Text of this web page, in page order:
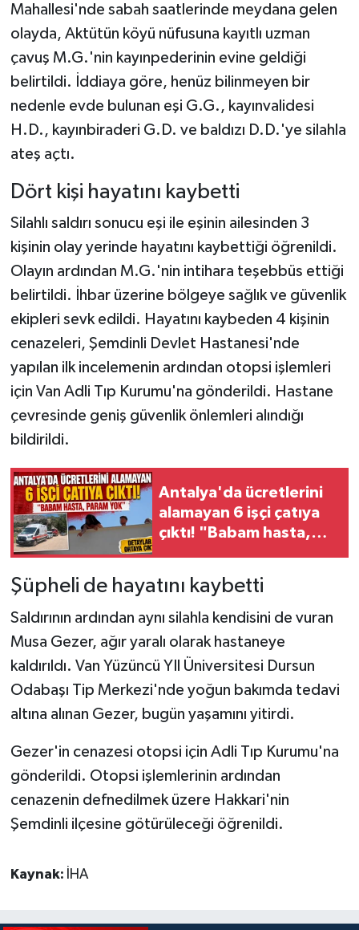
Mahallesi'nde sabah saatlerinde meydana gelen
olayda, Aktütün köyü nüfusuna kayıtlı uzman
çavuş M.G.'nin kayınpederinin evine geldiği
belirtildi. İddiaya göre, henüz bilinmeyen bir
nedenle evde bulunan eşi G.G., kayınvalidesi
H.D., kayınbiraderi G.D. ve baldızı D.D.'ye silahla
ateş açtı.
Dört kişi hayatını kaybetti
Silahlı saldırı sonucu eşi ile eşinin ailesinden 3
kişinin olay yerinde hayatını kaybettiği öğrenildi.
Olayın ardından M.G.'nin intihara teşebbüs ettiği
belirtildi. İhbar üzerine bölgeye sağlık ve güvenlik
ekipleri sevk edildi. Hayatını kaybeden 4 kişinin
cenazeleri, Şemdinli Devlet Hastanesi'nde
yapılan ilk incelemenin ardından otopsi işlemleri
için Van Adli Tıp Kurumu'na gönderildi. Hastane
çevresinde geniş güvenlik önlemleri alındığı
bildirildi.
Antalya'da ücretlerini
alamayan 6 işçi çatıya
çıktı! "Babam hasta,
Şüpheli de hayatını kaybetti
Saldırının ardından aynı silahla kendisini de vuran
Musa Gezer, ağır yaralı olarak hastaneye
kaldırıldı. Van Yüzüncü YIl Üniversitesi Dursun
Odabaşı Tip Merkezi'nde yoğun bakımda tedavi
altına alınan Gezer, bugün yaşamını yitirdi.
Gezer'in cenazesi otopsi için Adli Tıp Kurumu'na
gönderildi. Otopsi işlemlerinin ardından
cenazenin defnedilmek üzere Hakkari'nin
Şemdinli ilçesine götürüleceği öğrenildi.
Kaynak: İHA